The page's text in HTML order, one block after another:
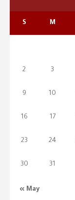
S M
« May
2 3
9 10
16 17
23 24
30 31